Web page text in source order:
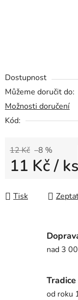
Dostupnost
Můžeme doručit do:
Možnosti doručení
Kód:
12 Kč –8 %
11 Kč/ ks
Tisk
nad 3
od roku